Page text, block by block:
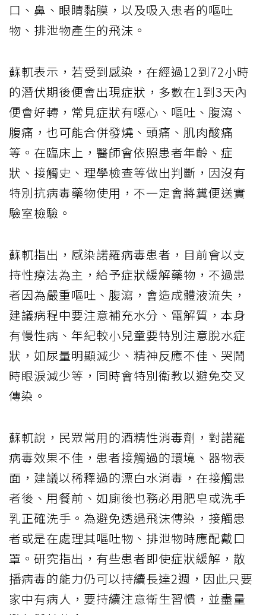
口、鼻、眼睛黏膜，以及吸入患者的嘔吐
物、排泄物產生的飛沫。
蘇軏表示，若受到感染，在經過12到72小時
的潛伏期後便會出現症狀，多數在1到3天內
便會好轉，常見症狀有噁心、嘔吐、腹瀉、
腹痛，也可能合併發燒、頭痛、肌肉酸痛
等。在臨床上，醫師會依照患者年齡、症
狀、接觸史、理學檢查等做出判斷，因沒有
特別抗病毒藥物使用，不一定會將糞便送實
驗室檢驗。
蘇軏指出，感染諾羅病毒患者，目前會以支
持性療法為主，給予症狀緩解藥物，不過患
者因為嚴重嘔吐、腹瀉，會造成體液流失，
建議病程中要注意補充水分、電解質，本身
有慢性病、年紀較小兒童要特別注意脫水症
狀，如尿量明顯減少、精神反應不佳、哭鬧
時眼淚減少等，同時會特別衛教以避免交叉
傳染。
蘇軏說，民眾常用的酒精性消毒劑，對諾羅
病毒效果不佳，患者接觸過的環境、器物表
面，建議以稀釋過的漂白水消毒，在接觸患
者後、用餐前、如廁後也務必用肥皂或洗手
乳正確洗手。為避免透過飛沫傳染，接觸患
者或是在處理其嘔吐物、排泄物時應配戴口
罩。研究指出，有些患者即使症狀緩解，散
播病毒的能力仍可以持續長達2週，因此只要
家中有病人，要持續注意衛生習慣，並盡量